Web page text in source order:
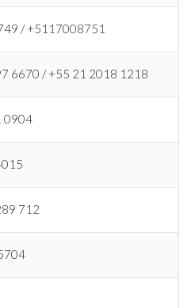
/ +5117008751
6670 / +55 21 2018 1218
0904
712